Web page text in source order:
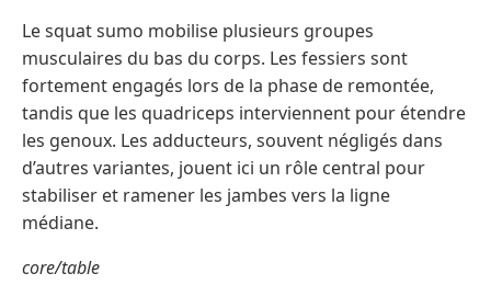
Le squat sumo mobilise plusieurs groupes
musculaires du bas du corps. Les fessiers sont
fortement engagés lors de la phase de remontée,
tandis que les quadriceps interviennent pour étendre
les genoux. Les adducteurs, souvent négligés dans
d’autres variantes, jouent ici un rôle central pour
stabiliser et ramener les jambes vers la ligne
médiane.
core/table